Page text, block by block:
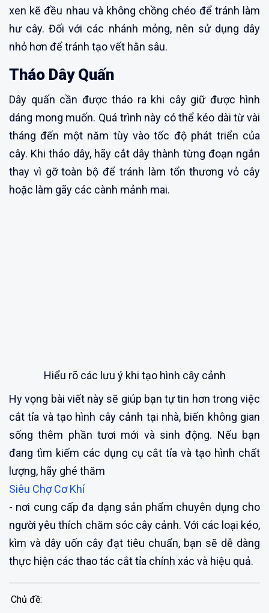
xen kẽ đều nhau và không chồng chéo để tránh làm
hư cây. Đối với các nhánh mỏng, nên sử dụng dây
nhỏ hơn để tránh tạo vết hằn sâu.
Tháo Dây Quấn
Dây quấn cần được tháo ra khi cây giữ được hình
dáng mong muốn. Quá trình này có thể kéo dài từ vài
tháng đến một năm tùy vào tốc độ phát triển của
cây. Khi tháo dây, hãy cắt dây thành từng đoạn ngắn
thay vì gỡ toàn bộ để tránh làm tổn thương vỏ cây
hoặc làm gãy các cành mảnh mai.
Hiểu rõ các lưu ý khi tạo hình cây cảnh
Hy vọng bài viết này sẽ giúp bạn tự tin hơn trong việc
cắt tỉa và tạo hình cây cảnh tại nhà, biến không gian
sống thêm phần tươi mới và sinh động. Nếu bạn
đang tìm kiếm các dụng cụ cắt tỉa và tạo hình chất
lượng, hãy ghé thăm
Siêu Chợ Cơ Khí
- nơi cung cấp đa dạng sản phẩm chuyên dụng cho
người yêu thích chăm sóc cây cảnh. Với các loại kéo,
kìm và dây uốn cây đạt tiêu chuẩn, bạn sẽ dễ dàng
thực hiện các thao tác cắt tỉa chính xác và hiệu quả.
Chủ đề: